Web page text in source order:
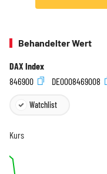
Behandelter Wert
DAX Index
846900
DE0008469008
Watchlist
Kurs